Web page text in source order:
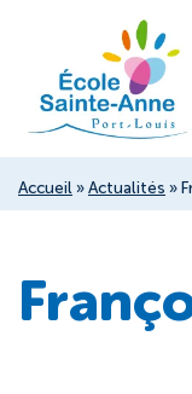
Accueil » Actualités »